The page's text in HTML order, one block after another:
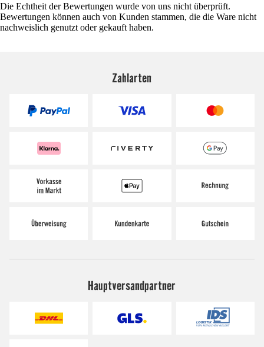
Die Echtheit der Bewertungen wurde von uns nicht überprüft.
Bewertungen können auch von Kunden stammen, die die Ware nicht
nachweislich genutzt oder gekauft haben.
Zahlarten
Hauptversandpartner